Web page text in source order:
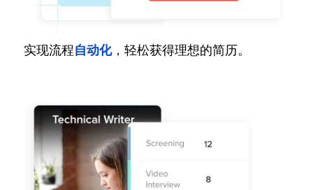
实现流程自动化，轻松获得理想的简历。